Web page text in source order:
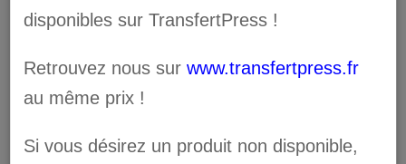
Encre SF-220-WH
Inku SF-200 eco-
solvant 220cc
disponibles sur TransfertPress !
Retrouvez nous surwww.transfertpress.fr
au même prix !
Si vous désirez un produit non disponible,